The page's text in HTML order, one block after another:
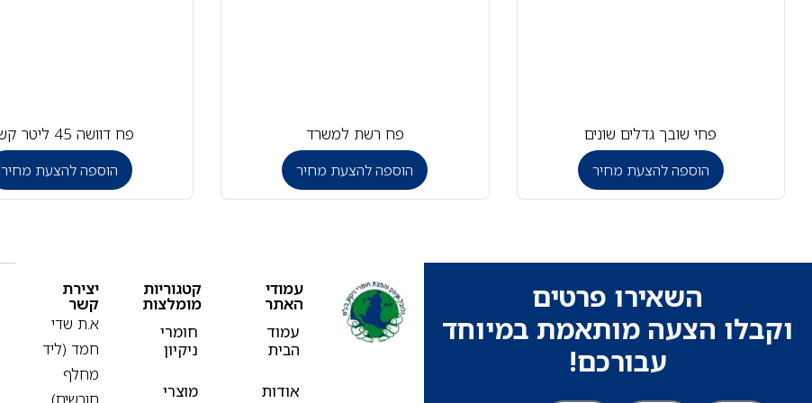
פחי שובך גדלים שונים
הוספה להצעת מחיר
פח רשת למשרד
הוספה להצעת מחיר
פח דוושה 45 ליטר קשיח
הוספה להצעת מחיר
השאירו פרטים
וקבלו הצעה מותאמת במיוחד
עבורכם!
עמודי
האתר
עמוד
הבית
אודות
קטגוריות
מומלצות
חומרי
ניקיון
מוצרי
יצירת
קשר
א.ת שדי
חמד (ליד
מחלף